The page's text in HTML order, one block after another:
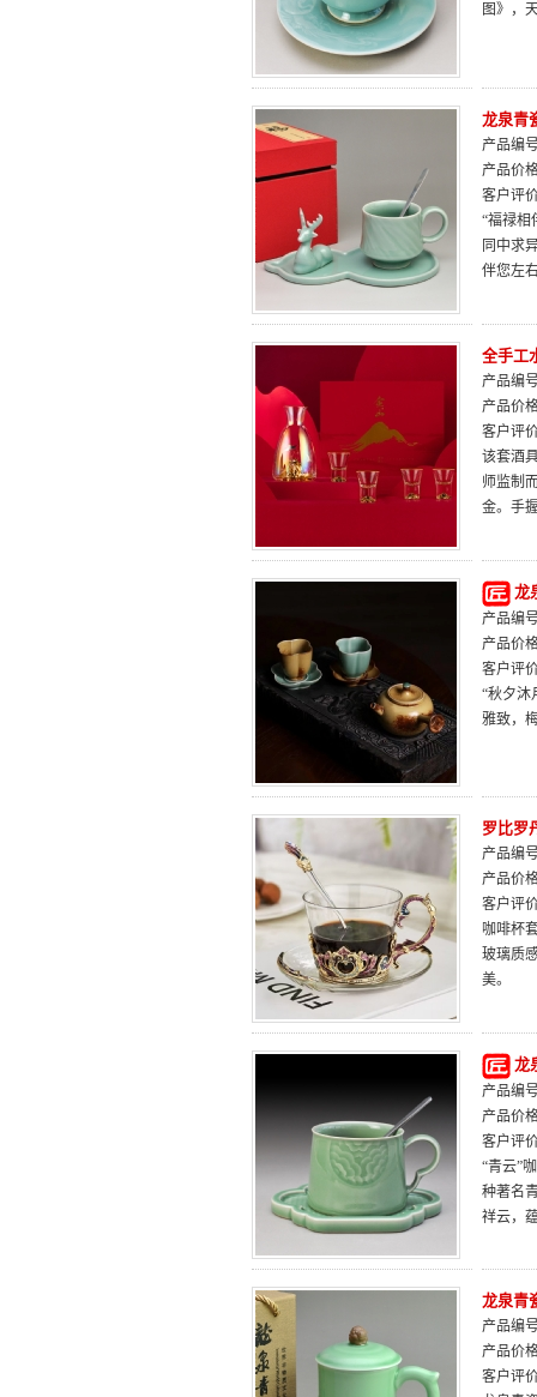
图》，
龙泉青
产品编
产品价
客户评
“福禄相
同中求
伴您左
全手工
产品编
产品价
客户评
该套酒
师监制
金。手
龙
产品编
产品价
客户评
“秋夕沐
雅致，
罗比罗
产品编
产品价
客户评
咖啡杯
玻璃质
美。
龙
产品编
产品价
客户评
“青云”
种著名
祥云，
龙泉青
产品编
产品价
客户评